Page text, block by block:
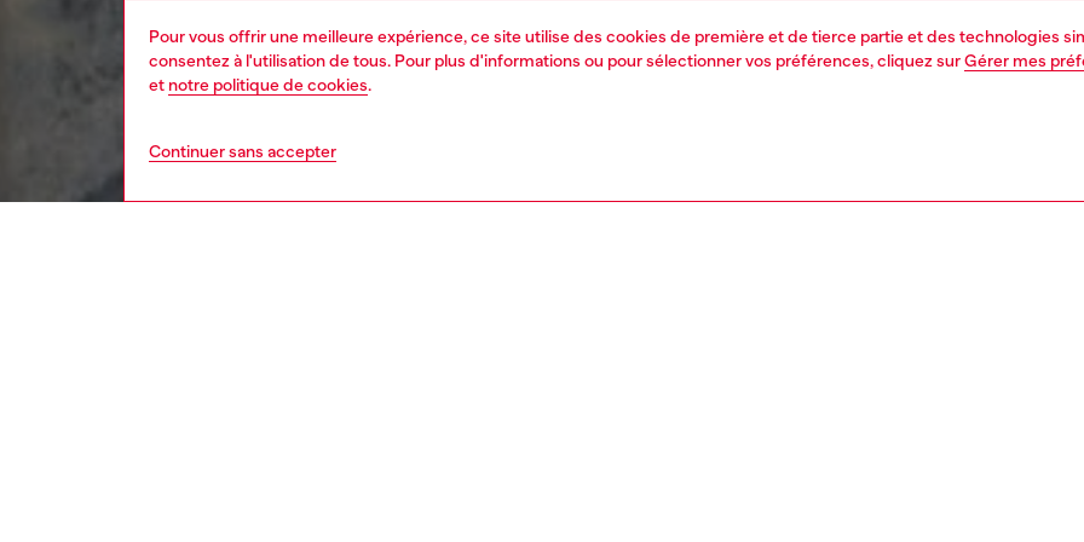
Pour vous offrir une meilleure expérience, ce site utilise des cookies de première et de tierce partie et des technologies
consentez à l'utilisation de tous. Pour plus d'informations ou pour sélectionner vos préférences, cliquez surGérer mes
et notre politique de cookies.
Continuer sans accepter